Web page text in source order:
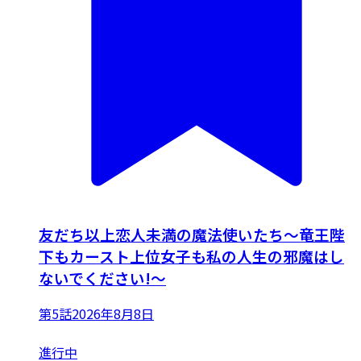
友だち以上恋人未満の魔法使いたち～竜王陛
下もカースト上位女子も私の人生の邪魔はし
ないでください!～
第5話2026年8月8日
進行中